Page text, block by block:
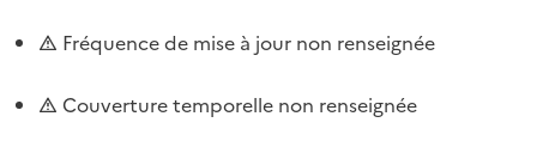
Fréquence de mise à jour non renseignée
Couverture temporelle non renseignée